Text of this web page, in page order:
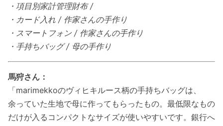
・項目別家計管理財布 /
・カード入れ / 作家さんの手作り
・スマートフォン / 作家さんの手作り
・手持ちバッグ / 母の手作り
馬狩さん：
「marimekkoのヴィヒキルース柄の手持ちバッグは、
余っていた生地で母に作ってもらったもの。最低限なもの
だけが入るコンパクトなサイズが使いやすいです。銀行へ